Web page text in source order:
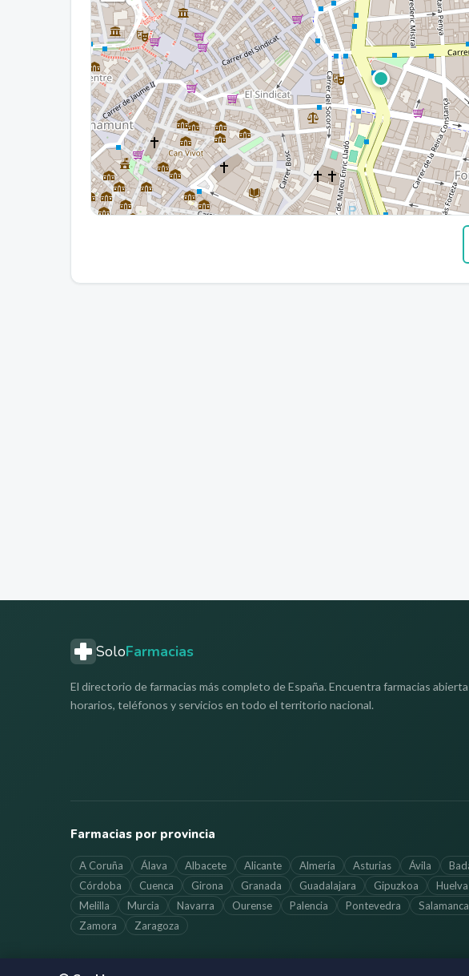
SoloFarmacias
El directorio de farmacias más completo de España. Encuentra farmacias
horarios, teléfonos y servicios en todo el territorio nacional.
Farmacias por provincia
A Coruña Álava Albacete Alicante Almería Asturias Ávila
Córdoba
Cuenca Girona Granada Guadalajara Gipuzkoa Huelva
Melilla
Murcia Navarra Ourense Palencia Pontevedra Salamanca
Zamora
Zaragoza